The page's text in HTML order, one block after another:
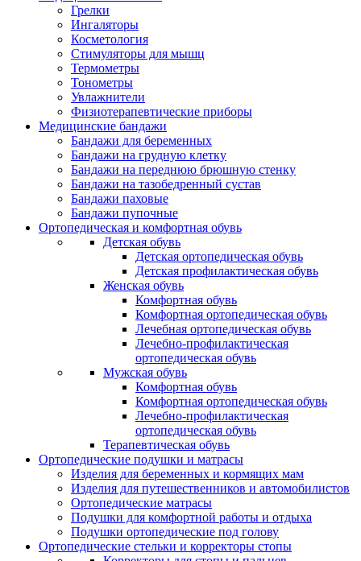
Грелки
Ингаляторы
Косметология
Стимуляторы для мышц
Термометры
Тонометры
Увлажнители
Физиотерапевтические приборы
Медицинские бандажи
Бандажи для беременных
Бандажи на грудную клетку
Бандажи на переднюю брюшную стенку
Бандажи на тазобедренный сустав
Бандажи паховые
Бандажи пупочные
Ортопедическая и комфортная обувь
Детская обувь
Детская ортопедическая обувь
Детская профилактическая обувь
Женская обувь
Комфортная обувь
Комфортная ортопедическая обувь
Лечебная ортопедическая обувь
Лечебно-профилактическая
ортопедическая обувь
Мужская обувь
Комфортная обувь
Комфортная ортопедическая обувь
Лечебно-профилактическая
ортопедическая обувь
Терапевтическая обувь
Ортопедические подушки и матрасы
Изделия для беременных и кормящих мам
Изделия для путешественников и автомобилистов
Ортопедические матрасы
Подушки для комфортной работы и отдыха
Подушки ортопедические под голову
Ортопедические стельки и корректоры стопы